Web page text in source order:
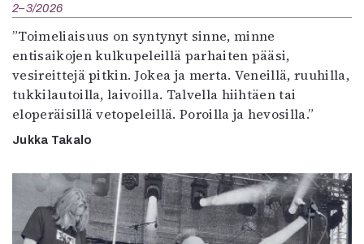
2–3/2026
”Toimeliaisuus on syntynyt sinne, minne
entisaikojen kulkupeleillä parhaiten pääsi,
vesireittejä pitkin. Jokea ja merta. Veneillä, ruuhilla,
tukkilautoilla, laivoilla. Talvella hiihtäen tai
eloperäisillä vetopeleillä. Poroilla ja hevosilla.”
Jukka Takalo